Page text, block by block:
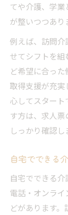
てや介護、学
が整いつつあり
例えば、訪問
せてシフトを
ど希望に合っ
取得支援が充
心してスター
す方は、求人
しっかり確認し
自宅でできる
自宅でできる介
電話・オンラ
どがあります